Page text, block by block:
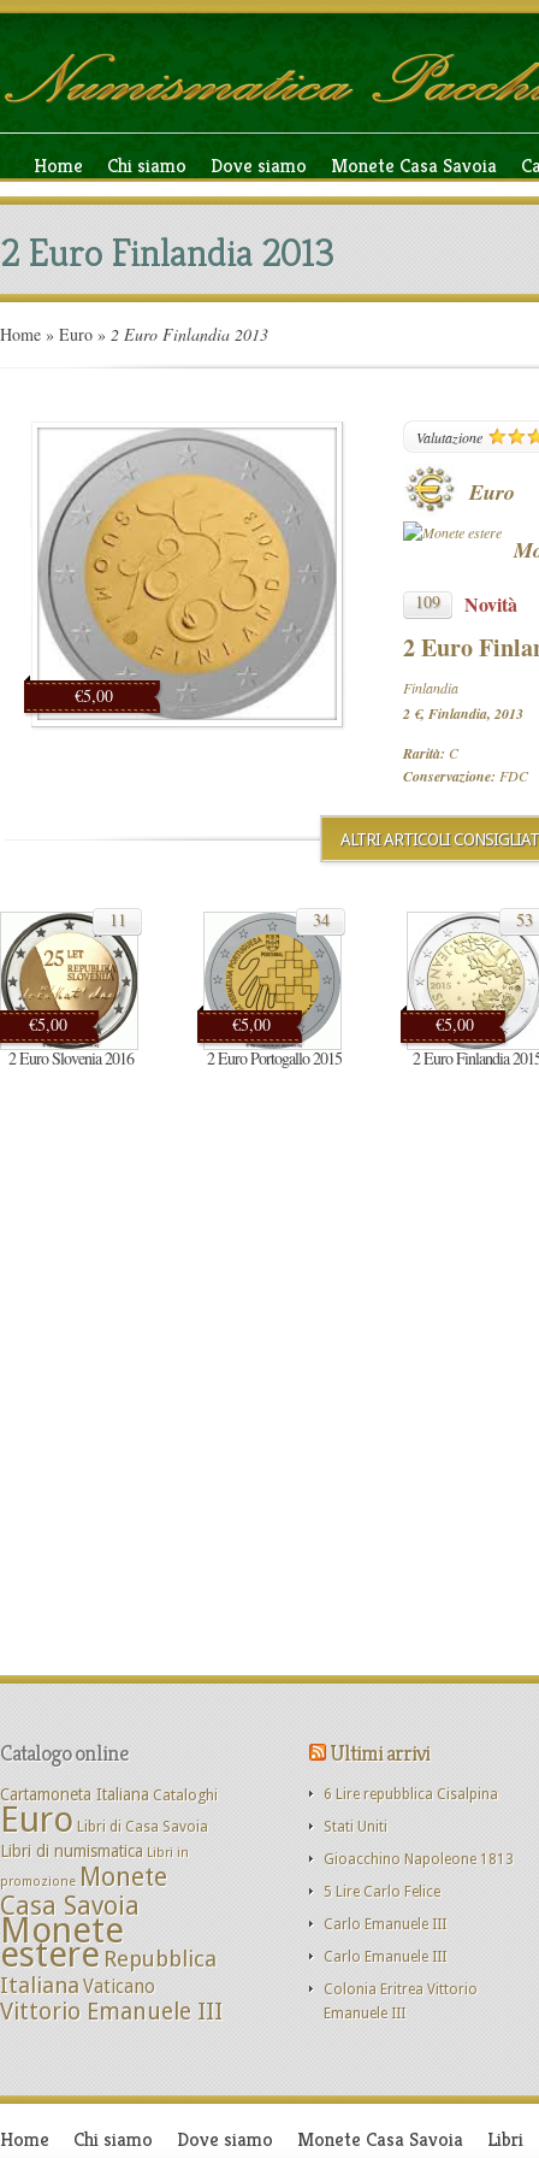
Home Chi siamo Dove siamo Monete Casa Savoia
2 Euro Finlandia 2013
Home » Euro » 2 Euro Finlandia 2013
€5,00
Valutazione
Euro
109 Novità
2 Euro
Finlandia
2 €, Finlandia, 2013
Rarità: C
Conservazione: FDC
ALTRI ARTICOLI
€5,00
11
2 Euro Slovenia 2016
€5,00
34
2 Euro Portogallo 2015
€5,00
53
2 Euro Finlandia
Catalogo online
Cartamoneta Italiana Cataloghi
Euro Libri di Casa Savoia
Libri di numismatica Libri in
promozione Monete
Casa Savoia
Monete
estere Repubblica
ItalianaVaticano
Vittorio Emanuele III
Ultimi arrivi
6 Lire repubblica Cisalpina
Stati Uniti
Gioacchino Napoleone 1813
5 Lire Carlo Felice
Carlo Emanuele III
Carlo Emanuele III
Colonia Eritrea Vittorio
Emanuele III
Home Chi siamo Dove siamo Monete Casa Savoia Libri